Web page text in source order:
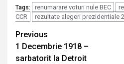
Tags: renumarare voturi nule BEC
CCR
rezultate alegeri prezidentiale
Continue
Reading
Previous
1 Decembrie 1918 –
sarbatorit la Detroit